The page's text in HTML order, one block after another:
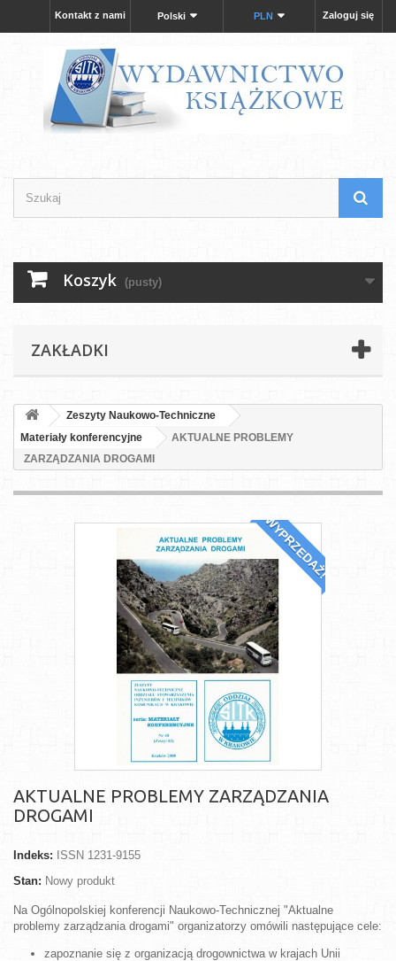
Zaloguj się
PLN
Polski
Kontakt z nami
Koszyk (pusty)
ZAKŁADKI
Zeszyty Naukowo-Techniczne
Materiały konferencyjne
AKTUALNE PROBLEMY
ZARZĄDZANIA DROGAMI
WYPRZEDAŻ!
AKTUALNE PROBLEMY ZARZĄDZANIA
DROGAMI
Indeks:
ISSN 1231-9155
Stan: Nowy produkt
Na Ogólnopolskiej konferencji Naukowo-Technicznej "Aktualne
problemy zarządzania drogami" organizatorzy omówili następujące cele:
zapoznanie się z organizacją drogownictwa w krajach Unii